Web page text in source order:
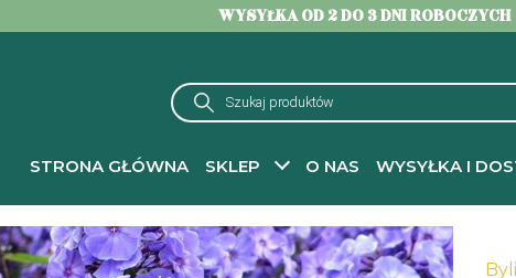
WYSYŁKA OD 2 DO 3 DNI ROBOCZYCH
Wyszukiwarka
produktów
STRONA GŁÓWNA SKLEP O NAS WYSYŁKA I
Strona główna- Byliny wieloletnie do ogrodu – sadzonki - Floks wiechowaty